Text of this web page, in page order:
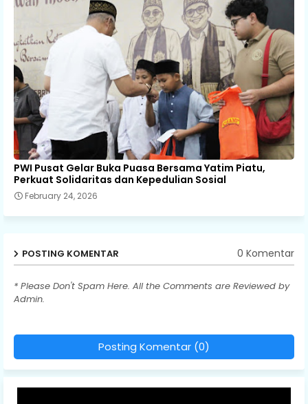
PWI Pusat Gelar Buka Puasa Bersama Yatim Piatu,
Perkuat Solidaritas dan Kepedulian Sosial
February 24, 2026
POSTING KOMENTAR 0 Komentar
* Please Don't Spam Here. All the Comments are Reviewed by
Admin.
Posting Komentar (0)